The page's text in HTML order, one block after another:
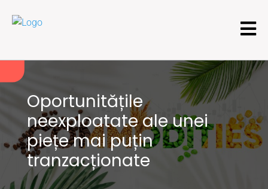
Oportunitățile
neexploatate ale unei
piețe mai puțin
tranzacționate